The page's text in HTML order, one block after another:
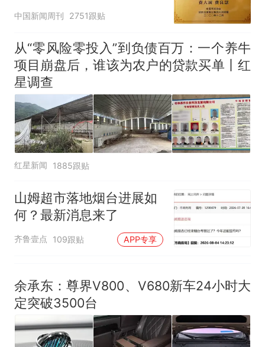
官方回应
中国新闻周刊 2751跟贴
从“零风险零投入”到负债百万：一个养牛
项目崩盘后，谁该为农户的贷款买单丨红
星调查
红星新闻 1885跟贴
山姆超市落地烟台进展如
何？最新消息来了
齐鲁壹点 109跟贴 APP专享
余承东：尊界V800、V680新车24小时大
定突破3500台